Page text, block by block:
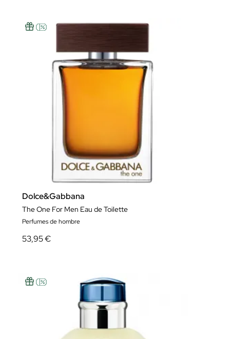
Dolce&Gabbana
The One For Men Eau de Toilette
Perfumes de hombre
53,95 €